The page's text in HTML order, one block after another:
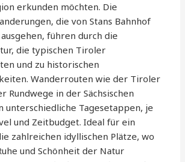
erkunden möchten. Die
die von Stans Bahnhof
führen durch die
die typischen Tiroler
und zu historischen
Wanderrouten wie der Tiroler
Rundwege in der Sächsischen
unterschiedliche Tagesetappen, je
und Zeitbudget. Ideal für ein
zahlreichen idyllischen Plätze, wo
und Schönheit der Natur